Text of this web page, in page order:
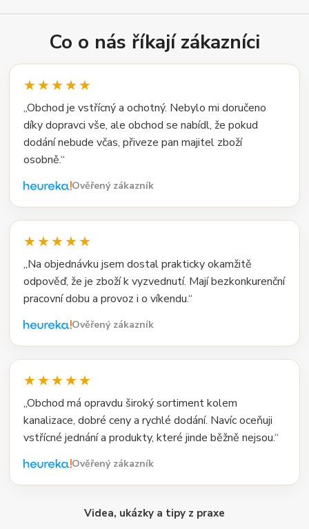
Co o nás říkají zákazníci
★★★★★
„Obchod je vstřícný a ochotný. Nebylo mi doručeno
díky dopravci vše, ale obchod se nabídl, že pokud
dodání nebude včas, přiveze pan majitel zboží
osobně.“
Ověřený zákazník
★★★★★
„Na objednávku jsem dostal prakticky okamžitě
odpověď, že je zboží k vyzvednutí. Mají bezkonkurenční
pracovní dobu a provoz i o víkendu.“
Ověřený zákazník
★★★★★
„Obchod má opravdu široký sortiment kolem
kanalizace, dobré ceny a rychlé dodání. Navíc oceňuji
vstřícné jednání a produkty, které jinde běžně nejsou.“
Ověřený zákazník
Videa, ukázky a tipy z praxe